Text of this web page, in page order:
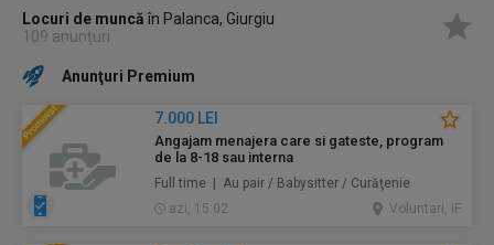
Locuri de muncăîn Palanca, Giurgiu
109 anunțuri
Anunţuri Premium
7.000 LEI
Angajam menajera care si gateste, program
de la 8-18 sau interna
Full time | Au pair / Babysitter / Curăţenie
azi, 15:02
Voluntari, IF